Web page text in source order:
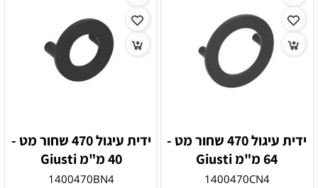
ידית עיגול 470 שחור מט -
64 מ"מ Giusti
1400470CN4
ידית עיגול 470 שחור מט -
40 מ"מ Giusti
1400470BN4